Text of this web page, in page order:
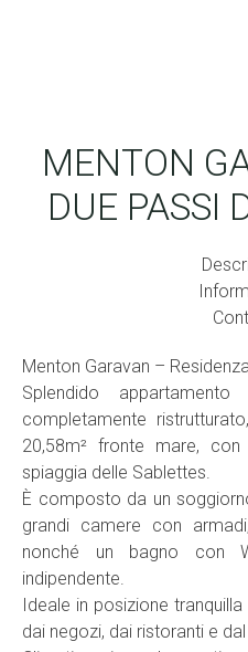
MENTON
DUE PASSI
Menton Garavan –
Splendido
completamente
20,58m² fronte mare,
spiaggia delle Sablettes.
È composto da un
grandi camere con
nonché un bagno con
indipendente.
Ideale in posizione
dai negozi, dai ristoranti e